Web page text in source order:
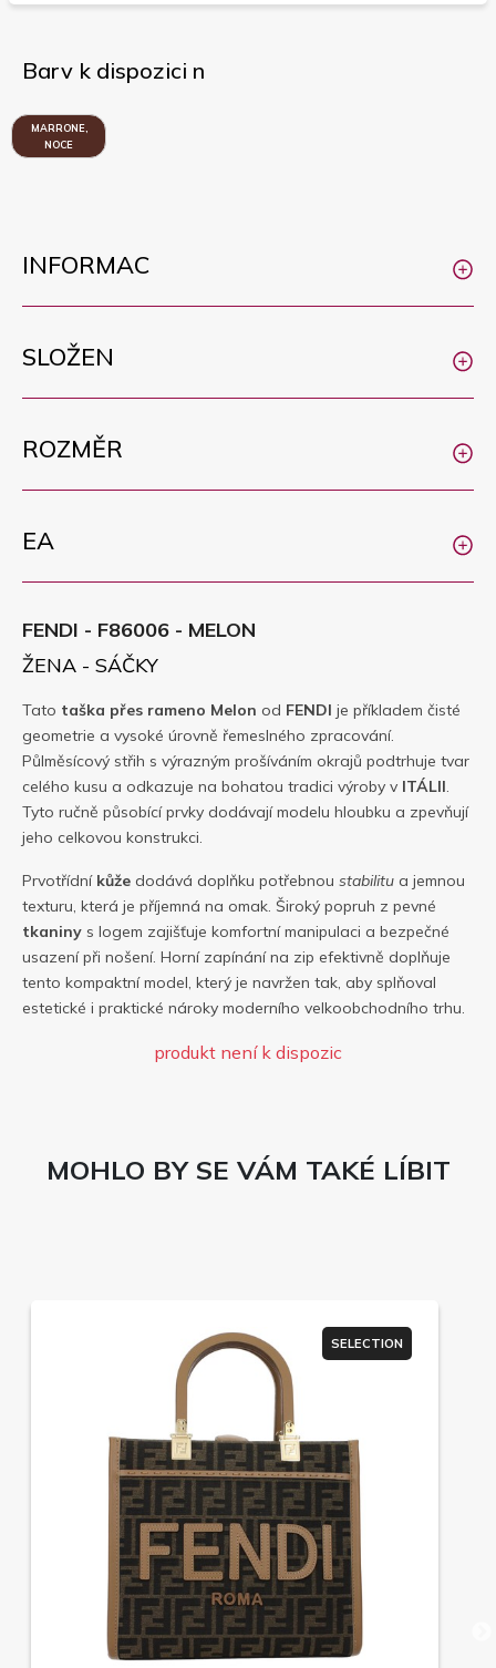
Barv k dispozici n
MARRONE,
NOCE
INFORMAC
SLOŽEN
ROZMĚR
EA
FENDI - F86006 - MELON
ŽENA - SÁČKY
Tato taška přes rameno Melon od FENDI je příkladem čisté
geometrie a vysoké úrovně řemeslného zpracování.
Půlměsícový střih s výrazným prošíváním okrajů podtrhuje tvar
celého kusu a odkazuje na bohatou tradici výroby v ITÁLII.
Tyto ručně působící prvky dodávají modelu hloubku a zpevňují
jeho celkovou konstrukci.
Prvotřídní kůže dodává doplňku potřebnou stabilitu a jemnou
texturu, která je příjemná na omak. Široký popruh z pevné
tkaniny s logem zajišťuje komfortní manipulaci a bezpečné
usazení při nošení. Horní zapínání na zip efektivně doplňuje
tento kompaktní model, který je navržen tak, aby splňoval
estetické i praktické nároky moderního velkoobchodního trhu.
produkt není k dispozic
MOHLO BY SE VÁM TAKÉ LÍBIT
SELECTION